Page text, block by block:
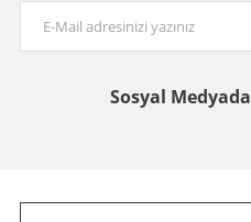
Sosyal Medyada